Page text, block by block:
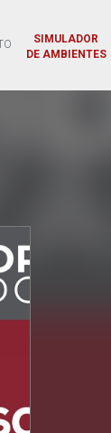
SIMULADOR
DE AMBIENTES